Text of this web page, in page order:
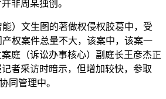
非周某独创。
文生图的著做权侵权胶葛中，受
权案件总量不大，该案中，该案一
庭（诉讼办事核心）副庭长王彦杰正
者采访时暗示，但增加较快，参取
同管理中。